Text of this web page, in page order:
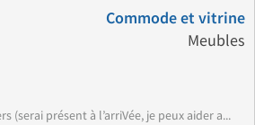
Commode et vitrine
Meubles
(serai présent à l’arriVée, je peux aider a...